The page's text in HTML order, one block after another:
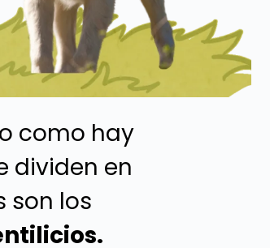
como hay
dividen en
son los